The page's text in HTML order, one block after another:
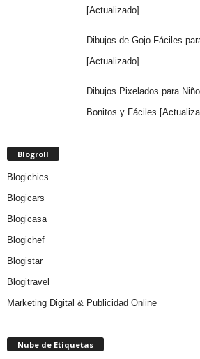
[Actualizado]
Dibujos de Gojo Fáciles
[Actualizado]
Dibujos Pixelados para
Bonitos y Fáciles
Blogroll
Blogichics
Blogicars
Blogicasa
Blogichef
Blogistar
Blogitravel
Marketing Digital & Publicidad Online
Nube de Etiquetas